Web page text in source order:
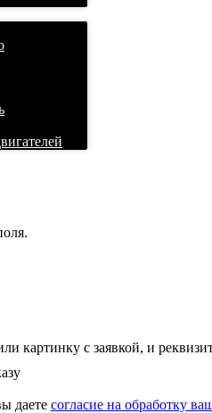
картинку с заявкой, и
даете согласие на обработку